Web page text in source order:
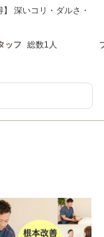
深いコリ・ダルさ・
ッフ 総数1人